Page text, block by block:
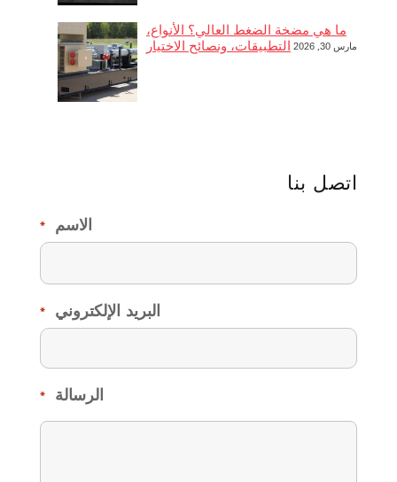
ما هي مضخة الضغط العالي؟ الأنواع،
التطبيقات، ونصائح الاختيار
مارس 30, 2026
اتصل بنا
الاسم *
البريد الإلكتروني *
الرسالة *